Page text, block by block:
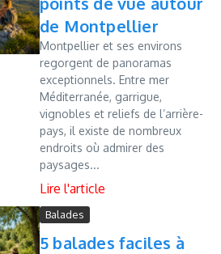
de Montpellier
Montpellier et ses environs
regorgent de panoramas
exceptionnels. Entre mer
Méditerranée, garrigue,
vignobles et reliefs de l’arrière-
pays, il existe de nombreux
endroits où admirer des
paysages...
Balades
5 balades faciles à